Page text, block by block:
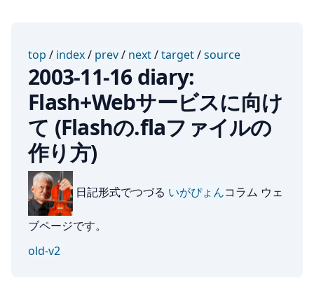
top / index/ prev/ next/target/source
2003-11-16 diary:
Flash+Webサービスに向け
て (Flashの.flaファイルの
作り方)
日記形式でつづる いがぴょんコラム ウェ
ブページです。
old-v2